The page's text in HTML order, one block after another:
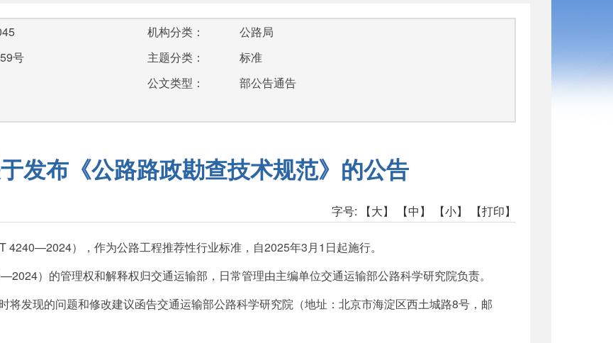
号
机构分类：
公路局
主题分类：
标准
公文类型：
部公告通告
发布《公路路政勘查技术规范》的公告
字号: 【大】 【中】 【小】 【打印】
4240—2024），作为公路工程推荐性行业标准，自2025年3月1日起施行。
）的管理权和解释权归交通运输部，日常管理由主编单位交通运输部公路科学研究院负责。
将发现的问题和修改建议函告交通运输部公路科学研究院（地址：北京市海淀区西土城路8号，邮